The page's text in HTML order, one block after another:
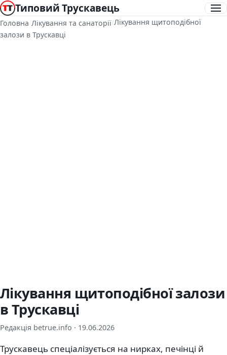
Типовий Трускавець
Головна/Лікування та санаторії/Лікування щитоподібної
залози в Трускавці
Лікування щитоподібної залози
в Трускавці
Редакція betrue.info · 19.06.2026
Трускавець спеціалізується на нирках, печінці й